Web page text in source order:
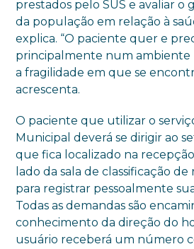
prestados pelo SUS e avaliar o
da população em relação à
explica. “O paciente quer e
principalmente num ambiente
a fragilidade em que se
acrescenta.
O paciente que utilizar o
Municipal deverá se dirigir ao
que fica localizado na
lado da sala de classificação de
para registrar pessoalmente
Todas as demandas são
conhecimento da direção do
usuário receberá um número